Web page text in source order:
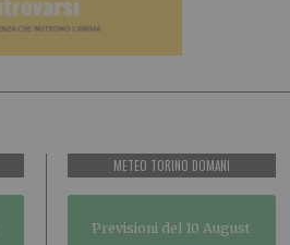
METEO TORINO DOMANI
Previsioni del 10 August